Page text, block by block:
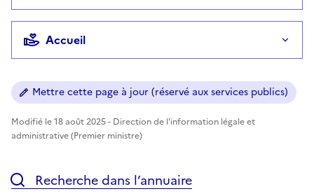
Accueil
Mettre cette page à jour (réservé aux services publics)
Modifié le 18 août 2025 - Direction de l'information légale et
administrative (Premier ministre)
Recherche dans l’annuaire